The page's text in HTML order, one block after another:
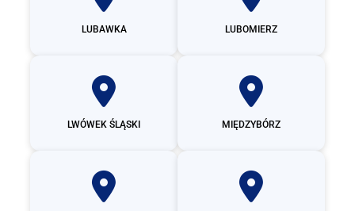
LUBAWKA LUBOMIERZ
LWÓWEK ŚLĄSKI MIĘDZYBÓRZ